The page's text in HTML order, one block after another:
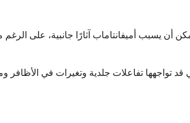
يسبب أميفانتاماب آثارًا جانبية، على الرغم
قد تواجهها تفاعلات جلدية وتغيرات في